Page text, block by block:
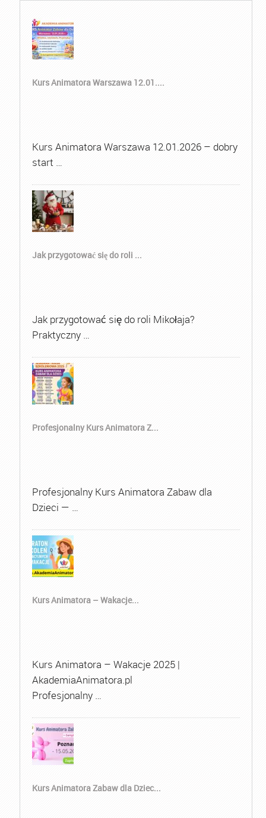
Kurs Animatora Warszawa 12.01....
Kurs Animatora Warszawa 12.01.2026 – dobry
start …
Jak przygotować się do roli ...
Jak przygotować się do roli Mikołaja?
Praktyczny …
Profesjonalny Kurs Animatora Z...
Profesjonalny Kurs Animatora Zabaw dla
Dzieci — …
Kurs Animatora – Wakacje...
Kurs Animatora – Wakacje 2025 |
AkademiaAnimatora.pl
Profesjonalny …
Kurs Animatora Zabaw dla Dziec...